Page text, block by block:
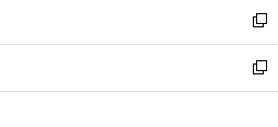
く
で
開
く
ド
ウ
で
開
ィ
ン
ド
ウ
い
ウ
ィ
ン
新
し
い
ウ
新
し